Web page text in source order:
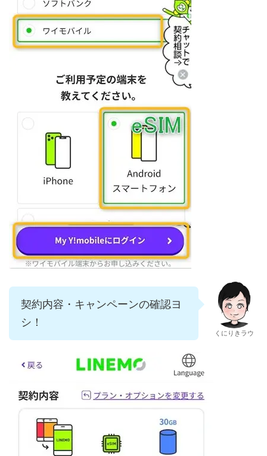
契約内容・キャンペーンの確認ヨ
シ！
くにりきラウ